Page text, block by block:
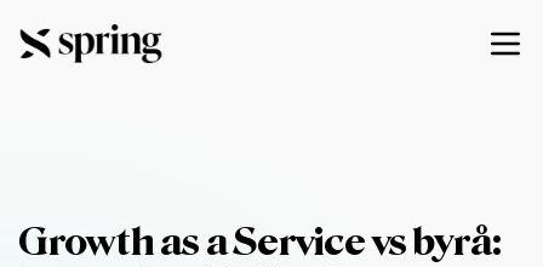
Growth as a Service vs byrå: